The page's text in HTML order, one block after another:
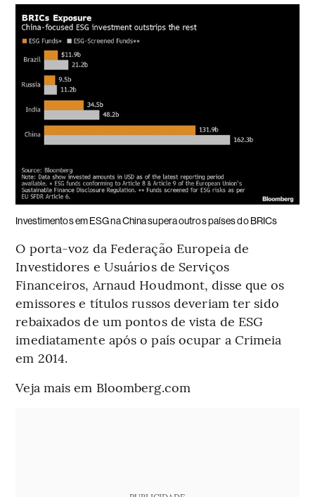
Investimentos em ESG na China supera outros países do BRICs
O porta-voz da Federação Europeia de
Investidores e Usuários de Serviços
Financeiros, Arnaud Houdmont, disse que os
emissores e títulos russos deveriam ter sido
rebaixados de um pontos de vista de ESG
imediatamente após o país ocupar a Crimeia
em 2014.
Veja mais em Bloomberg.com